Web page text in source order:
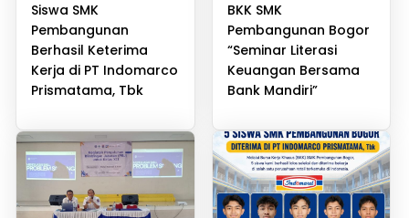
Siswa SMK
Pembangunan
Berhasil Keterima
Kerja di PT Indomarco
Prismatama, Tbk
BKK SMK
Pembangunan Bogor
“Seminar Literasi
Keuangan Bersama
Bank Mandiri”